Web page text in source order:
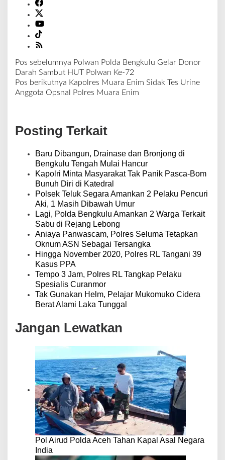
N
a
v
a
s
Pos sebelumnya Polwan Polda Bengkulu Gelar Donor
Darah Sambut HUT Polwan Ke-72
Pos berikutnya Kapolres Muara Enim Sidak Tes Urine
Anggota Opsnal Polres Muara Enim
Posting Terkait
Baru Dibangun, Drainase dan Bronjong di
Bengkulu Tengah Mulai Hancur
Kapolri Minta Masyarakat Tak Panik Pasca-Bom
Bunuh Diri di Katedral
Polsek Teluk Segara Amankan 2 Pelaku Pencuri
Aki, 1 Masih Dibawah Umur
Lagi, Polda Bengkulu Amankan 2 Warga Terkait
Sabu di Rejang Lebong
Aniaya Panwascam, Polres Seluma Tetapkan
Oknum ASN Sebagai Tersangka
Hingga November 2020, Polres RL Tangani 39
Kasus PPA
Tempo 3 Jam, Polres RL Tangkap Pelaku
Spesialis Curanmor
Tak Gunakan Helm, Pelajar Mukomuko Cidera
Berat Alami Laka Tunggal
Jangan Lewatkan
Pol Airud Polda Aceh Tahan Kapal Asal Negara
India